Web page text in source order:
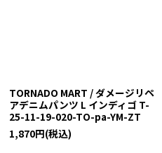
TORNADO MART / ダメージリペ
アデニムパンツ L インディゴ T-
25-11-19-020-TO-pa-YM-ZT
1,870円(税込)